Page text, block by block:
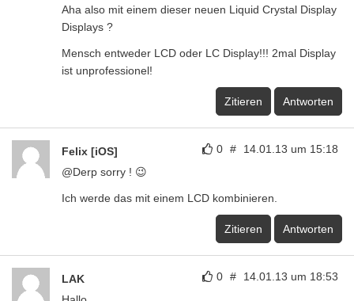
Aha also mit einem dieser neuen Liquid Crystal Display
Displays ?
Mensch entweder LCD oder LC Display!!! 2mal Display
ist unprofessionel!
Zitieren Antworten
0 # 14.01.13 um 15:18
Felix [iOS]
@Derp sorry ! 😉
Ich werde das mit einem LCD kombinieren.
Zitieren Antworten
0 # 14.01.13 um 18:53
LAK